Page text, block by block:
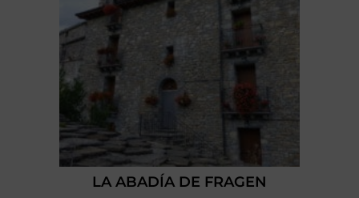
LA ABADÍA DE FRAGEN